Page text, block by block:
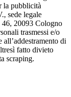
la pubblicità
sede legale
20093 Cologno
trasmessi e/o
di
fatto divieto
scraping.